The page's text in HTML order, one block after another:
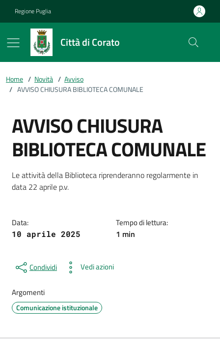
Regione Puglia
Città di Corato
Home / Novità / Avviso
/ AVVISO CHIUSURA BIBLIOTECA COMUNALE
AVVISO CHIUSURA
BIBLIOTECA COMUNALE
Dettagli della notizia
Le attività della Biblioteca riprenderanno regolarmente in
data 22 aprile p.v.
Data:
10 aprile 2025
Tempo di lettura:
1 min
Condividi Vedi azioni
Argomenti
Comunicazione istituzionale